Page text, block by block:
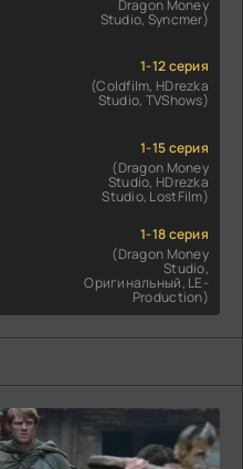
Dragon Money
Studio, Syncmer)
1-12 серия
(Coldfilm, HDrezka
Studio, TVShows)
1-15 серия
(Dragon Money
Studio, HDrezka
Studio, LostFilm)
1-18 серия
(Dragon Money
Studio,
Оригинальный, LE-
Production)